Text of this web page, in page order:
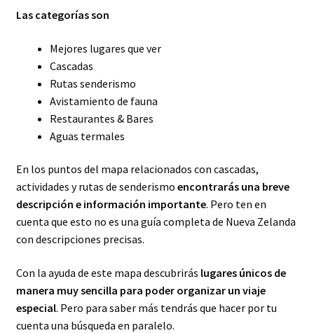
Las categorías son
Mejores lugares que ver
Cascadas
Rutas senderismo
Avistamiento de fauna
Restaurantes & Bares
Aguas termales
En los puntos del mapa relacionados con cascadas,
actividades y rutas de senderismo encontrarás una breve
descripción e información importante. Pero ten en
cuenta que esto no es una guía completa de Nueva Zelanda
con descripciones precisas.
Con la ayuda de este mapa descubrirás lugares únicos de
manera muy sencilla para poder organizar un viaje
especial. Pero para saber más tendrás que hacer por tu
cuenta una búsqueda en paralelo.